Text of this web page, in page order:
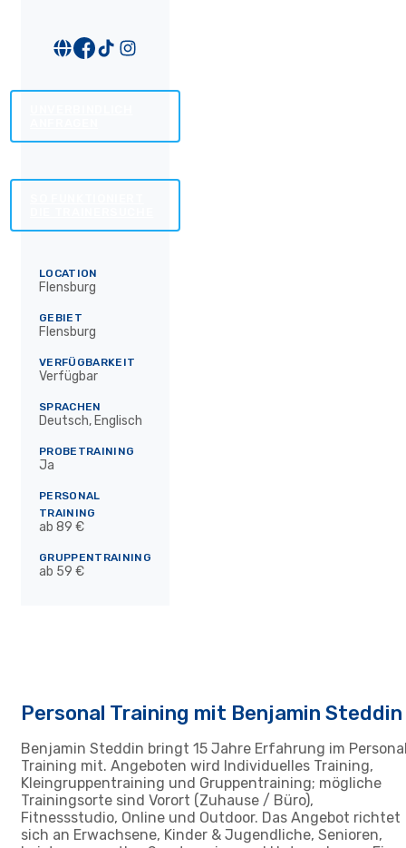
LOCATION
Flensburg
GEBIET
Flensburg
VERFÜGBARKEIT
Verfügbar
SPRACHEN
Deutsch, Englisch
PROBETRAINING
Ja
PERSONAL
TRAINING
ab 89 €
GRUPPENTRAINING
ab 59 €
Personal Training mit Benjamin Steddin
Benjamin Steddin bringt 15 Jahre Erfahrung im
Training mit. Angeboten wird Individuelles Training,
Kleingruppentraining und Gruppentraining; mögliche
Trainingsorte sind Vorort (Zuhause / Büro),
Fitnessstudio, Online und Outdoor. Das Angebot richtet
sich an Erwachsene, Kinder & Jugendliche, Senioren,